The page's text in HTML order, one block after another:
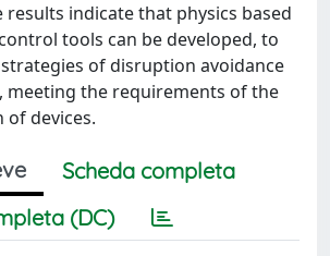
results indicate that physics based
tools can be developed, to
of disruption avoidance
meeting the requirements of the
of devices.
Scheda completa
(DC)